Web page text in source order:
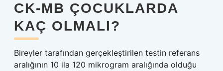
CK-MB ÇOCUKLARDA
KAÇ OLMALI?
Bireyler tarafından gerçekleştirilen testin referans
aralığının 10 ila 120 mikrogram aralığında olduğu